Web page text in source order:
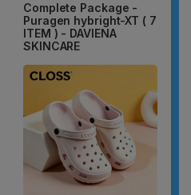
Complete Package -
Puragen hybright-XT ( 7
ITEM ) - DAVIENA
SKINCARE